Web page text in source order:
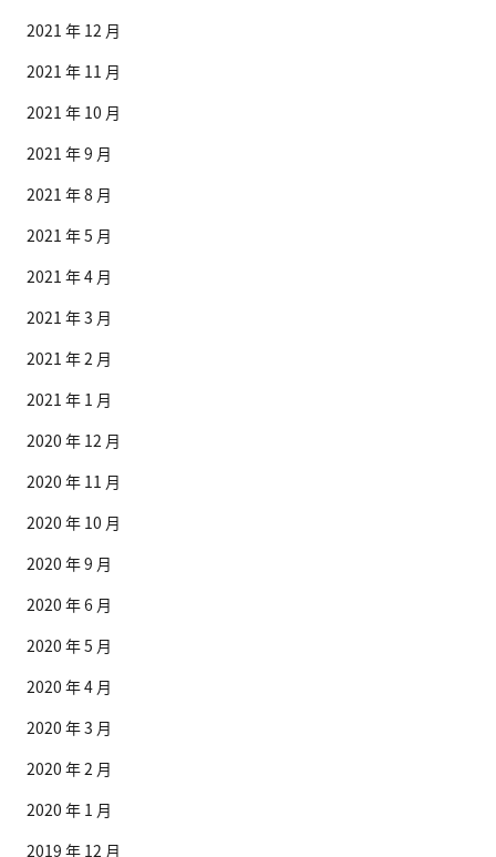
2021 年 12 月
2021 年 11 月
2021 年 10 月
2021 年 9 月
2021 年 8 月
2021 年 5 月
2021 年 4 月
2021 年 3 月
2021 年 2 月
2021 年 1 月
2020 年 12 月
2020 年 11 月
2020 年 10 月
2020 年 9 月
2020 年 6 月
2020 年 5 月
2020 年 4 月
2020 年 3 月
2020 年 2 月
2020 年 1 月
2019 年 12 月